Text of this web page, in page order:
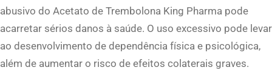
abusivo do Acetato de Trembolona King Pharma pode
acarretar sérios danos à saúde. O uso excessivo pode levar
ao desenvolvimento de dependência física e psicológica,
além de aumentar o risco de efeitos colaterais graves.